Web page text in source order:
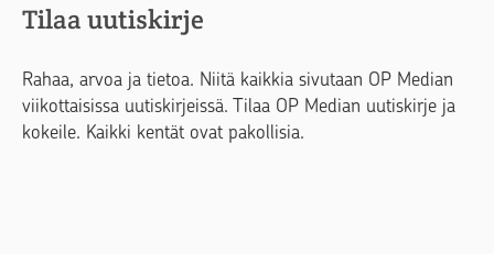
Tilaa uutiskirje
Rahaa, arvoa ja tietoa. Niitä kaikkia sivutaan OP Median
viikottaisissa uutiskirjeissä. Tilaa OP Median uutiskirje ja
kokeile. Kaikki kentät ovat pakollisia.